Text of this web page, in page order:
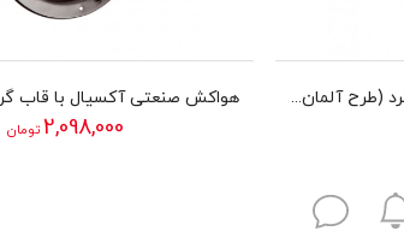
هواکش صنعتی آکسیال با قاب گرد (طرح آلمان) دمنده سری VIF مدل 20V2S
2,098,000تومان